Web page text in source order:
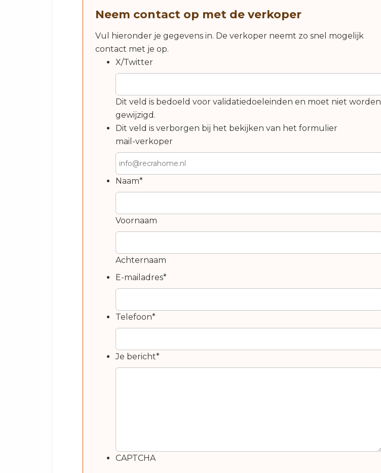
Neem contact op met de verkoper
Vul hieronder je gegevens in. De verkoper neemt zo snel mogelijk
contact met je op.
X/Twitter
Dit veld is bedoeld voor validatiedoeleinden en moet niet worden
gewijzigd.
Dit veld is verborgen bij het bekijken van het formulier
mail-verkoper
Naam*
Voornaam
Achternaam
E-mailadres*
Telefoon*
Je bericht*
CAPTCHA